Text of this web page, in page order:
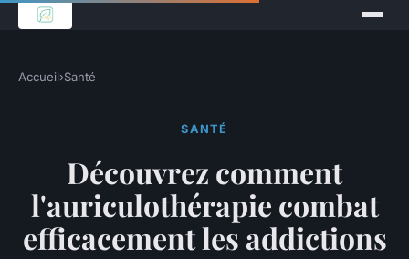
Accueil›Santé
SANTÉ
Découvrez comment
l'auriculothérapie combat
efficacement les addictions